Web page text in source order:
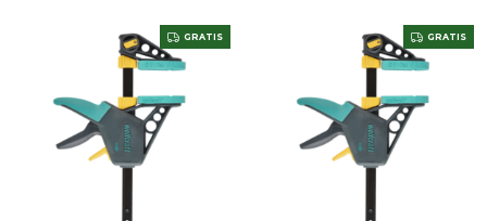
GRATIS GRATIS